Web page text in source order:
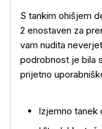
S tankim ohišjem
2 enostaven za
vam nudita
podrobnost je bila
prijetno
Izjemno tanek